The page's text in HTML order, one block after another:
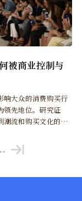
被商业控制与
响大众的消费购买行
领先地位。研究证
潮流和购买文化的影